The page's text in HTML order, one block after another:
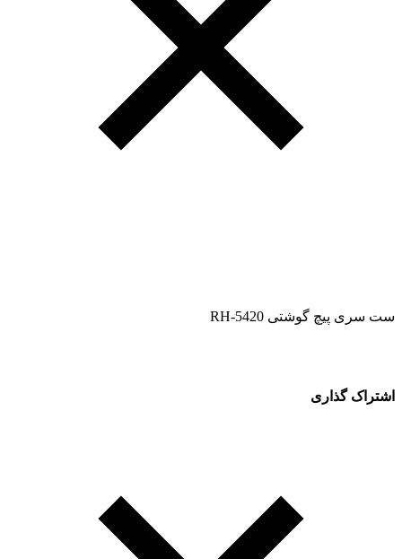
ست سری پیچ گوشتی RH-5420
اشتراک گذاری